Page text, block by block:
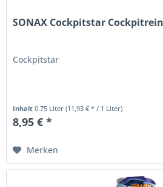
SONAX Cockpitstar
Cockpitstar
Inhalt0.75 Liter(11,93 € * / 1 Liter)
8,95 € *
Merken